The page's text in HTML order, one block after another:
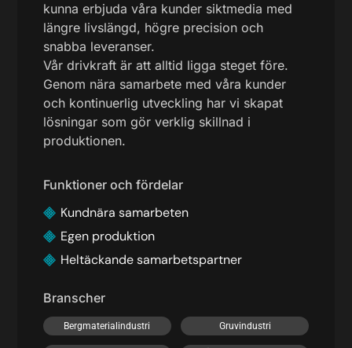
kunna erbjuda våra kunder siktmedia med
längre livslängd, högre precision och
snabba leveranser.
Vår drivkraft är att alltid ligga steget före.
Genom nära samarbete med våra kunder
och kontinuerlig utveckling har vi skapat
lösningar som gör verklig skillnad i
produktionen.
Funktioner och fördelar
Kundnära samarbeten
Egen produktion
Heltäckande samarbetspartner
Branscher
Bergmaterialindustri Gruvindustri